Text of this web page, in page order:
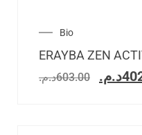
Bio
ERAYBA ZEN
603.00د.م. د.م.